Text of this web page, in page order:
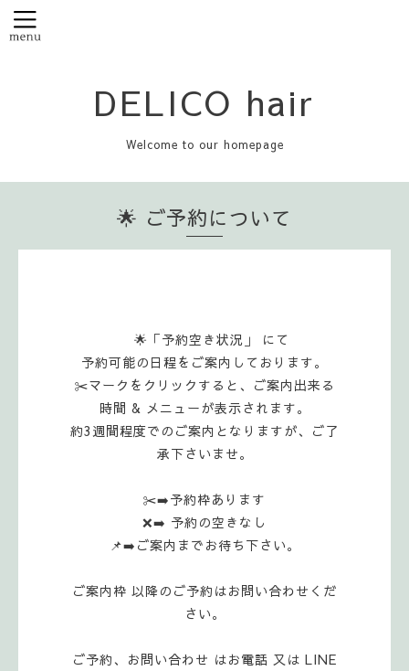
DELICO hair
Welcome to our homepage
🌟 ご予約について
🌟「予約空き状況」 にて
予約可能の日程をご案内しております。
✂️マークをクリックすると、ご案内出来る
時間 & メニューが表示されます。
約3週間程度でのご案内となりますが、ご了
承下さいませ。
✂️➡️予約枠あります
❌➡️ 予約の空きなし
📌➡️ご案内までお待ち下さい。
ご案内枠 以降のご予約はお問い合わせくだ
さい。
ご予約、お問い合わせ はお電話 又は LINE